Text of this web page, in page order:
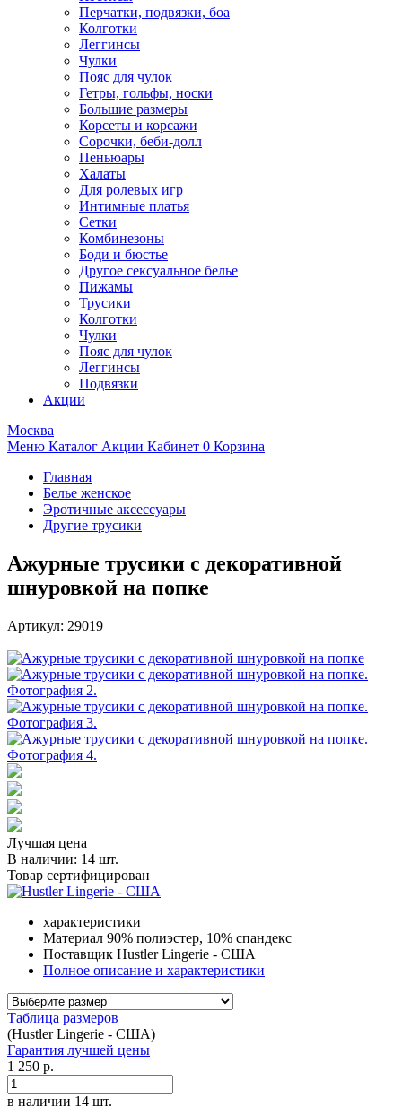
Перчатки, подвязки, боа
Колготки
Леггинсы
Чулки
Пояс для чулок
Гетры, гольфы, носки
Большие размеры
Корсеты и корсажи
Сорочки, беби-долл
Пеньюары
Халаты
Для ролевых игр
Интимные платья
Сетки
Комбинезоны
Боди и бюстье
Другое сексуальное белье
Пижамы
Трусики
Колготки
Чулки
Пояс для чулок
Леггинсы
Подвязки
Акции
Москва
Меню Каталог Акции Кабинет 0 Корзина
Главная
Белье женское
Эротичные аксессуары
Другие трусики
Ажурные трусики с декоративной
шнуровкой на попке
Артикул: 29019
Лучшая цена
В наличии: 14 шт.
Товар сертифицирован
характеристики
Материал 90% полиэстер, 10% спандекс
Поставщик Hustler Lingerie - США
Полное описание и характеристики
Таблица размеров
(Hustler Lingerie - США)
Гарантия лучшей цены
1 250 р.
в наличии 14 шт.